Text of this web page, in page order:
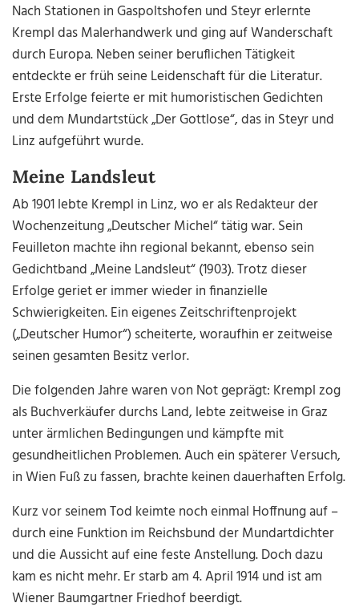
Nach Stationen in Gaspoltshofen und Steyr erlernte
Krempl das Malerhandwerk und ging auf Wanderschaft
durch Europa. Neben seiner beruflichen Tätigkeit
entdeckte er früh seine Leidenschaft für die Literatur.
Erste Erfolge feierte er mit humoristischen Gedichten
und dem Mundartstück „Der Gottlose“, das in Steyr und
Linz aufgeführt wurde.
Meine Landsleut
Ab 1901 lebte Krempl in Linz, wo er als Redakteur der
Wochenzeitung „Deutscher Michel“ tätig war. Sein
Feuilleton machte ihn regional bekannt, ebenso sein
Gedichtband „Meine Landsleut“ (1903). Trotz dieser
Erfolge geriet er immer wieder in finanzielle
Schwierigkeiten. Ein eigenes Zeitschriftenprojekt
(„Deutscher Humor“) scheiterte, woraufhin er zeitweise
seinen gesamten Besitz verlor.
Die folgenden Jahre waren von Not geprägt: Krempl zog
als Buchverkäufer durchs Land, lebte zeitweise in Graz
unter ärmlichen Bedingungen und kämpfte mit
gesundheitlichen Problemen. Auch ein späterer Versuch,
in Wien Fuß zu fassen, brachte keinen dauerhaften Erfolg.
Kurz vor seinem Tod keimte noch einmal Hoffnung auf –
durch eine Funktion im Reichsbund der Mundartdichter
und die Aussicht auf eine feste Anstellung. Doch dazu
kam es nicht mehr. Er starb am 4. April 1914 und ist am
Wiener Baumgartner Friedhof beerdigt.